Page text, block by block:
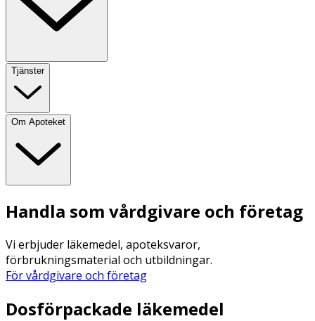
Tjänster
Om Apoteket
Handla som vårdgivare och företag
Vi erbjuder läkemedel, apoteksvaror,
förbrukningsmaterial och utbildningar.
För vårdgivare och företag
Dosförpackade läkemedel